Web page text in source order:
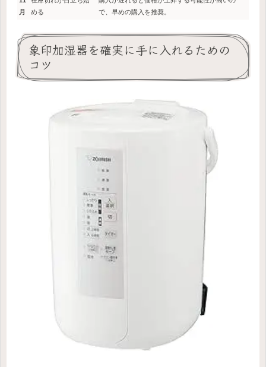
月
める
で、早めの購入を推奨。
象印加湿器を確実に手に入れるための
コツ